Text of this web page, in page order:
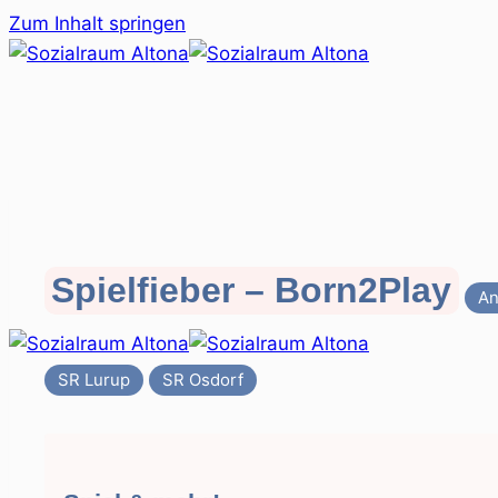
Zum Inhalt springen
Spielfieber – Born2Play
SR Lurup SR Osdorf